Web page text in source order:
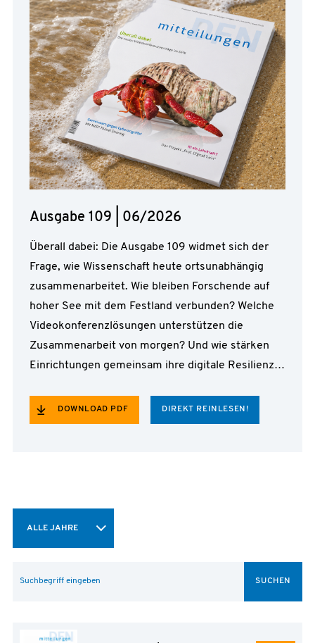
Ausgabe 109 | 06/2026
Überall dabei: Die Ausgabe 109 widmet sich der
Frage, wie Wissenschaft heute ortsunabhängig
zusammenarbeitet. Wie bleiben Forschende auf
hoher See mit dem Festland verbunden? Welche
Videokonferenzlösungen unterstützen die
Zusammenarbeit von morgen? Und wie stärken
Einrichtungen gemeinsam ihre digitale Resilienz
DOWNLOAD PDF DIREKT REINLESEN!
ALLE JAHRE
SUCHEN